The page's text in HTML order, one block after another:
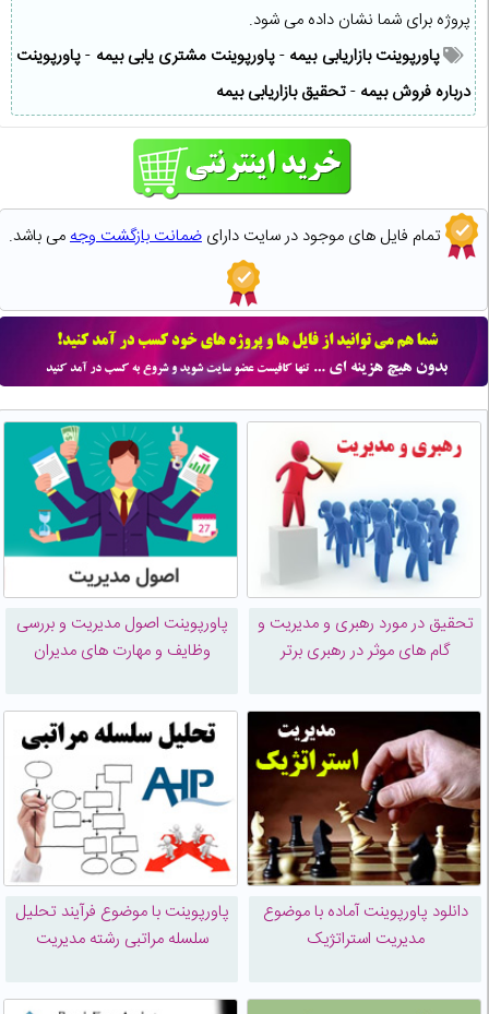
پروژه برای شما نشان داده می شود.
پاورپوینت بازاریابی بیمه-پاورپوینت مشتری یابی بیمه-پاورپوینت
درباره فروش بیمه-تحقیق بازاریابی بیمه
تمام فایل های موجود در سایت دارای ضمانت بازگشت وجهمی باشد.
تحقیق در مورد رهبری و مدیریت و
گام های موثر در رهبری برتر
پاورپوینت اصول مديريت و بررسی
وظایف و مهارت های مدیران
دانلود پاورپوینت آماده با موضوع
مدیریت استراتژیک
پاورپوینت با موضوع فرآیند تحلیل
سلسله مراتبی رشته مدیریت